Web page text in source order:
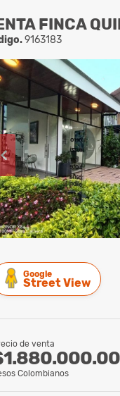
FINCA
9163183
Google
Street View
de venta
Colombianos